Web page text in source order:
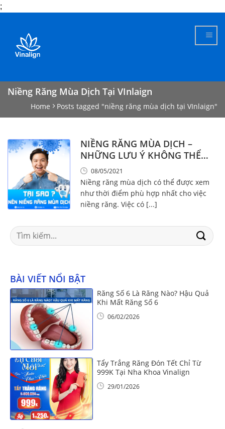
;
content
Niềng Răng Mùa Dịch Tại VInlaign
Home Posts tagged "niềng răng mùa dịch tại VInlaign"
NIỀNG RĂNG MÙA DỊCH –
NHỮNG LƯU Ý KHÔNG THỂ
KHÔNG BIẾT!
08/05/2021
Niềng răng mùa dịch có thể được xem
như thời điểm phù hợp nhất cho việc
niềng răng. Việc có [...]
Search
for:
BÀI VIẾT NỔI BẬT
Răng Số 6 Là Răng Nào? Hậu Quả
Khi Mất Răng Số 6
06/02/2026
Tẩy Trắng Răng Đón Tết Chỉ Từ
999K Tại Nha Khoa Vinalign
29/01/2026